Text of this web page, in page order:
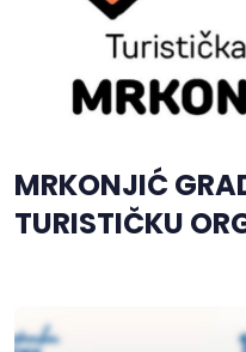
MRKONJIĆ
TURISTIČKU